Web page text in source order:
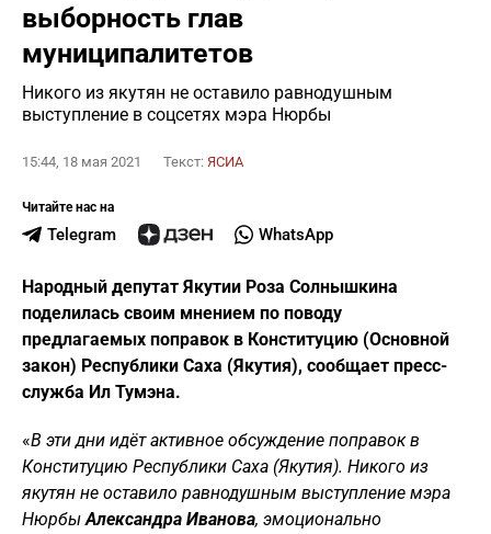
выборность глав
муниципалитетов
Никого из якутян не оставило равнодушным
выступление в соцсетях мэра Нюрбы
15:44, 18 мая 2021 Текст: ЯСИА
Читайте нас на
Telegram WhatsApp
Народный депутат Якутии Роза Солнышкина
поделилась своим мнением по поводу
предлагаемых поправок в Конституцию (Основной
закон) Республики Саха (Якутия), сообщает пресс-
служба Ил Тумэна.
«В эти дни идёт активное обсуждение поправок в
Конституцию Республики Саха (Якутия). Никого из
якутян не оставило равнодушным выступление мэра
НюрбыАлександра Иванова, эмоционально